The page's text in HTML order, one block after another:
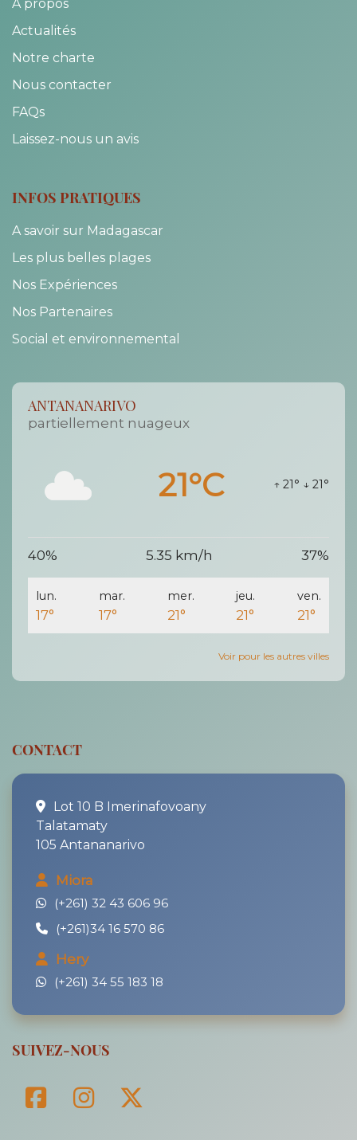
A propos
Actualités
Notre charte
Nous contacter
FAQs
Laissez-nous un avis
INFOS PRATIQUES
A savoir sur Madagascar
Les plus belles plages
Nos Expériences
Nos Partenaires
Social et environnemental
ANTANANARIVO
partiellement nuageux
21°C ↑ 21° ↓ 21°
40% 5.35 km/h 37%
lun.
17°
mar.
17°
mer.
21°
jeu.
21°
ven.
21°
Voir pour les autres villes
CONTACT
Lot 10 B Imerinafovoany
Talatamaty
105 Antananarivo
Miora
(+261) 32 43 606 96
(+261)34 16 570 86
Hery
(+261) 34 55 183 18
SUIVEZ-NOUS